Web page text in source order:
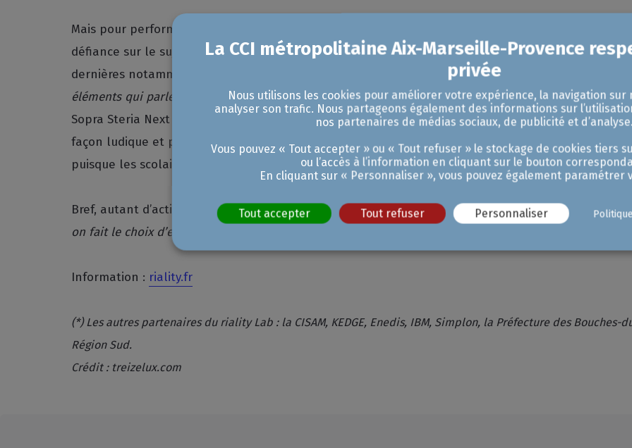
Mais pour performer, encore faut-il que tout le monde parle le même langage en matière d’IA.
défiance sur le sujet, voilà pourquoi Sopra Steria Next, entre autres missions, organisera ateliers
dernières notamment sur le thème de l’éthique, explique sa directrice conseil Méditerranée
éléments qui parlent aux étudiants, de plus en plus animés par une logique de congruence, par le
Sopra Steria Next déploiera également ses démonstrateurs en mode phygital, lesquels «ont
façon ludique et pédagogique pour initier là encore le grand public à l’IA... et éventuellement
puisque les scolaires figurent aussi parmi les cibles du groupe.
Bref, autant d’actions destinées à passer la vitesse supérieure. Un enjeu vital pour Jean-Luc
on fait le choix d’en rester à la pellicule et on disparaît, soit on opte pour les nouvelles technologies,
Information : riality.fr
(*) Les autres partenaires du riality Lab : la CISAM, KEDGE, Enedis, IBM, Simplon, la Préfecture des Bouches-
Région Sud.
Crédit : treizelux.com
Nous utilisons les cookies pour améliorer votre expérience, la navigation sur
analyser son trafic. Nous partageons également des informations sur
nos partenaires de médias sociaux, de publicité et d’analyse.
Vous pouvez « Tout accepter » ou « Tout refuser » le stockage de cookies tiers
ou l’accès à l’information en cliquant sur le bouton
En cliquant sur « Personnaliser », vous pouvez également paramétrer
Tout accepter Tout refuser Personnaliser